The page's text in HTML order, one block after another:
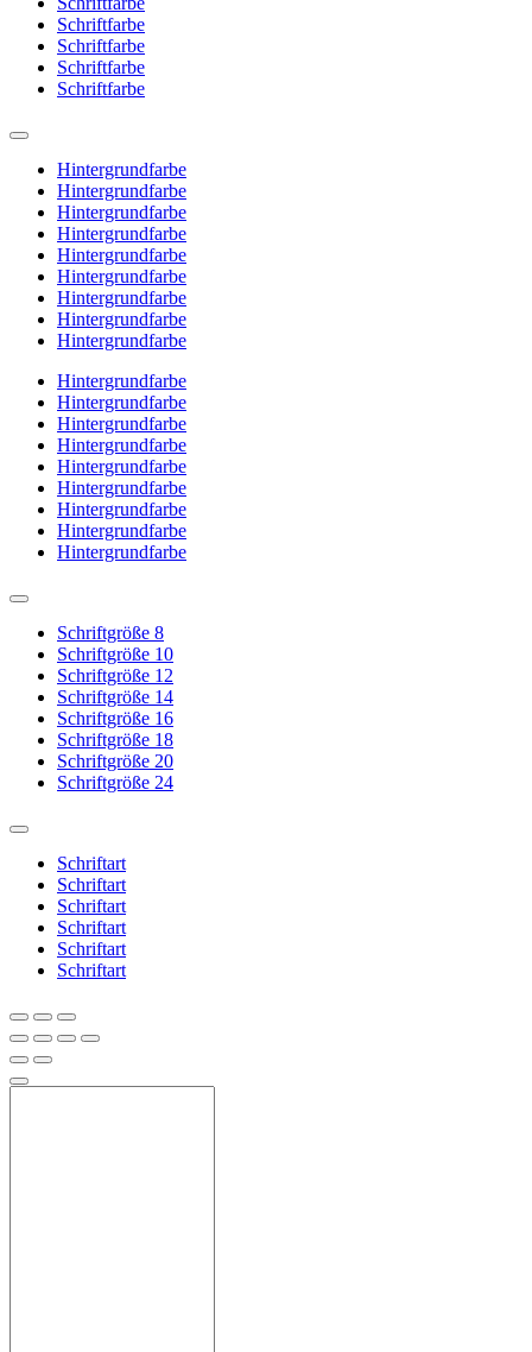
Schriftfarbe
Schriftfarbe
Schriftfarbe
Schriftfarbe
Hintergrundfarbe
Hintergrundfarbe
Hintergrundfarbe
Hintergrundfarbe
Hintergrundfarbe
Hintergrundfarbe
Hintergrundfarbe
Hintergrundfarbe
Hintergrundfarbe
Hintergrundfarbe
Hintergrundfarbe
Hintergrundfarbe
Hintergrundfarbe
Hintergrundfarbe
Hintergrundfarbe
Hintergrundfarbe
Hintergrundfarbe
Hintergrundfarbe
Schriftgröße 8
Schriftgröße 10
Schriftgröße 12
Schriftgröße 14
Schriftgröße 16
Schriftgröße 18
Schriftgröße 20
Schriftgröße 24
Schriftart
Schriftart
Schriftart
Schriftart
Schriftart
Schriftart